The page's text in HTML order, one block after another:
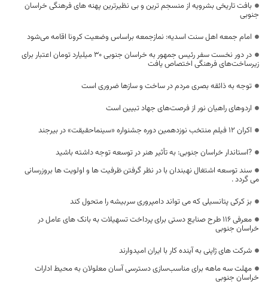
بافت تاریخی بشرویه از منسجم ترین و بی نظیرترین پهنه های فرهنگی خراسان
جنوبی
امام جمعه اهل سنت اسدیه: نمازجمعه براساس وضعیت کرونا اقامه می‌شود
در دور نخست سفر رئیس جمهور به خراسان جنوبی ۳۰ میلیارد تومان اعتبار برای
زیرساخت‌های فرهنگی اختصاص یافت
توجه به ذائقه بصری مردم در ساخت و سازها ضروری است
اردوهای راهیان نور از فرصت‌های جهاد تبیین است
اکران 12 فیلم منتخب نوزدهمین دوره جشنواره «سینماحقیقت» در بیرجند
?استاندار خراسان جنوبی: به تأثیر هنر در توسعه توجه داشته باشید
سند توسعه اشتغال نهبندان با در نظر گرفتن ظرفیت ها و اولویت ها بروزرسانی
می گردد .
بز کرکی پتانسیلی که می تواند دامپروری سربیشه را متحول کند
معرفی ۱۱۶ طرح صنایع دستی برای پرداخت تسهیلات به بانک های عامل در
خراسان جنوبی
شرکت های ژاپنی به آینده کار با ایران امیدوارند
مهلت سه ماهه برای مناسب‌سازی دسترسی آسان معلولان به محیط ادارات
خراسان جنوبی